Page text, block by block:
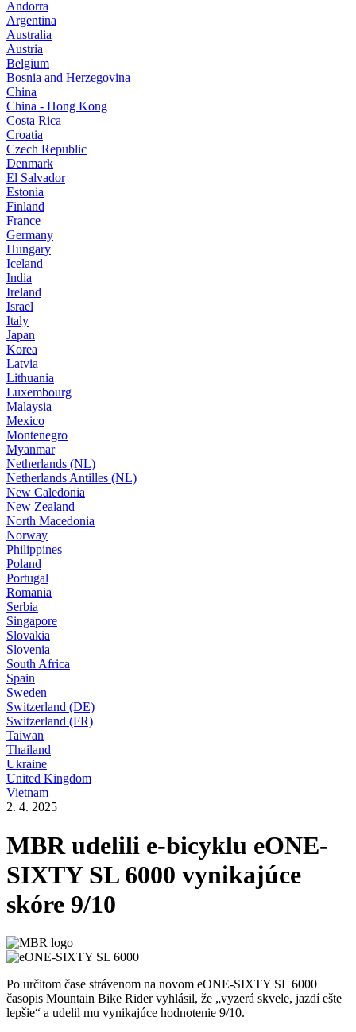
Andorra
Argentina
Australia
Austria
Belgium
Bosnia and Herzegovina
China
China - Hong Kong
Costa Rica
Croatia
Czech Republic
Denmark
El Salvador
Estonia
Finland
France
Germany
Hungary
Iceland
India
Ireland
Israel
Italy
Japan
Korea
Latvia
Lithuania
Luxembourg
Malaysia
Mexico
Montenegro
Myanmar
Netherlands (NL)
Netherlands Antilles (NL)
New Caledonia
New Zealand
North Macedonia
Norway
Philippines
Poland
Portugal
Romania
Serbia
Singapore
Slovakia
Slovenia
South Africa
Spain
Sweden
Switzerland (DE)
Switzerland (FR)
Taiwan
Thailand
Ukraine
United Kingdom
Vietnam
2. 4. 2025
MBR udelili e-bicyklu eONE-
SIXTY SL 6000 vynikajúce
skóre 9/10
Po určitom čase strávenom na novom eONE-SIXTY SL 6000
časopis Mountain Bike Rider vyhlásil, že „vyzerá skvele, jazdí ešte
lepšie“ a udelil mu vynikajúce hodnotenie 9/10.